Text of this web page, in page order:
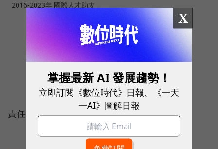
2016-2023年 國際人才助攻
責任編輯：傅珮晴、謝宗穎
X
掌握最新 AI 發展趨勢！
立即訂閱《數位時代》日報、《一天
一AI》圖解日報